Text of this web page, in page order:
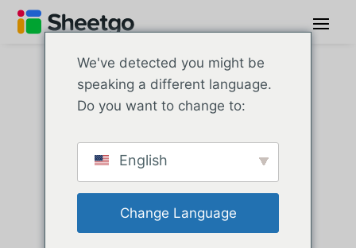
We've detected you might be
speaking a different language.
Do you want to change to:
English
Change Language